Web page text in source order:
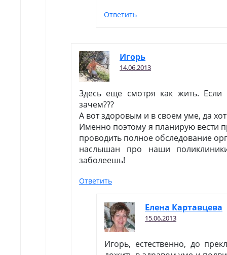
Ответить
Игopь
14.06.2013
Здесь еще смотря как жить. Если
зачем???
А вот здоровым и в своем уме, да
Именно поэтому я планирую вести
проводить полное обследование
наслышан про наши
заболеешь!
Ответить
Елена Картавцева
15.06.2013
Игорь, естественно, до